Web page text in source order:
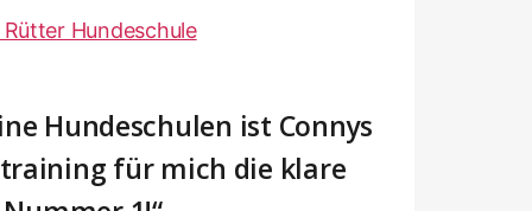
Hundeschulen ist Connys
für mich die klare